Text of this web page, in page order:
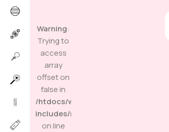
Warning:
Trying to
access
array
offset on
false in
/htdocs/wp-
includes/media.php
on line